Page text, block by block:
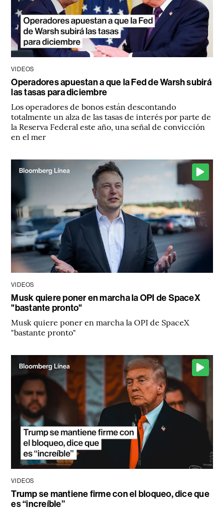
VIDEOS
Operadores apuestan a que la Fed de Warsh subirá
las tasas para diciembre
Los operadores de bonos están descontando
totalmente un alza de las tasas de interés por parte de
la Reserva Federal este año, una señal de convicción
en el mer
VIDEOS
Musk quiere poner en marcha la OPI de SpaceX
"bastante pronto"
Musk quiere poner en marcha la OPI de SpaceX
"bastante pronto"
VIDEOS
Trump se mantiene firme con el bloqueo, dice que
es “increíble”